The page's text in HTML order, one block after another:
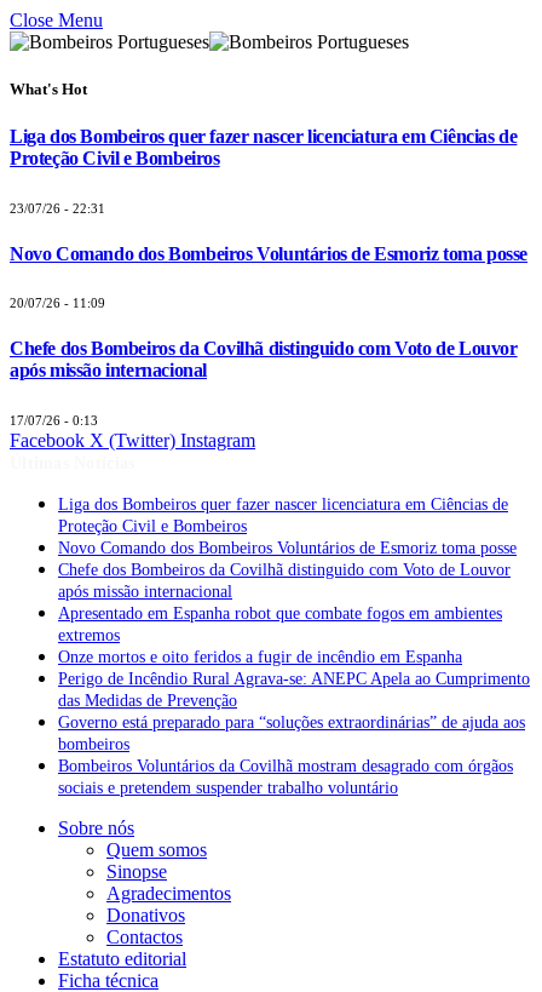
Close Menu
What's Hot
Liga dos Bombeiros quer fazer nascer licenciatura em Ciências de
Proteção Civil e Bombeiros
23/07/26 - 22:31
Novo Comando dos Bombeiros Voluntários de Esmoriz toma posse
20/07/26 - 11:09
Chefe dos Bombeiros da Covilhã distinguido com Voto de Louvor
após missão internacional
17/07/26 - 0:13
Facebook X (Twitter) Instagram
Liga dos Bombeiros quer fazer nascer licenciatura em Ciências de
Proteção Civil e Bombeiros
Novo Comando dos Bombeiros Voluntários de Esmoriz toma posse
Chefe dos Bombeiros da Covilhã distinguido com Voto de Louvor
após missão internacional
Apresentado em Espanha robot que combate fogos em ambientes
extremos
Onze mortos e oito feridos a fugir de incêndio em Espanha
Perigo de Incêndio Rural Agrava-se: ANEPC Apela ao Cumprimento
das Medidas de Prevenção
Governo está preparado para “soluções extraordinárias” de ajuda aos
bombeiros
Bombeiros Voluntários da Covilhã mostram desagrado com órgãos
sociais e pretendem suspender trabalho voluntário
Sobre nós
Quem somos
Sinopse
Agradecimentos
Donativos
Contactos
Estatuto editorial
Ficha técnica